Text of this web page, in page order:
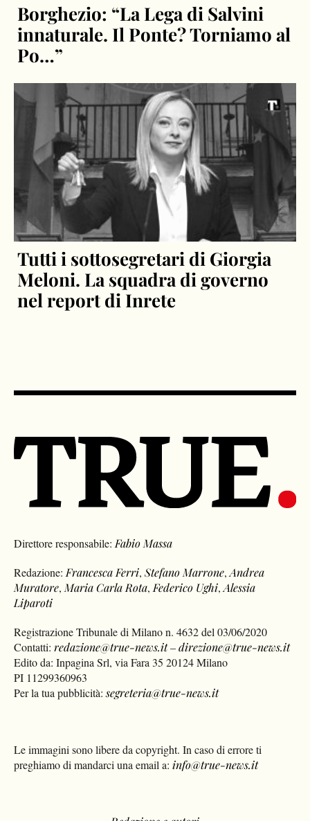
Borghezio: “La Lega di Salvini
innaturale. Il Ponte? Torniamo al
Po…”
Tutti i sottosegretari di Giorgia
Meloni. La squadra di governo
nel report di Inrete
Direttore responsabile: Fabio Massa
Redazione: Francesca Ferri,Stefano Marrone,Andrea
Muratore, Maria Carla Rota, Federico Ughi,Alessia
Liparoti
Registrazione Tribunale di Milano n. 4632 del 03/06/2020
Contatti:redazione@true-news.it–direzione@true-news.it
Edito da: Inpagina Srl, via Fara 35 20124 Milano
PI 11299360963
Per la tua pubblicità:segreteria@true-news.it
Le immagini sono libere da copyright. In caso di errore ti
preghiamo di mandarci una email a: info@true-news.it